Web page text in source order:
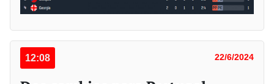
12:08 22/6/2024